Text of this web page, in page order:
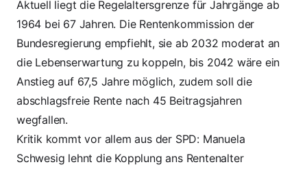
Aktuell liegt die Regelaltersgrenze für Jahrgänge ab
1964 bei 67 Jahren. Die Rentenkommission der
Bundesregierung empfiehlt, sie ab 2032 moderat an
die Lebenserwartung zu koppeln, bis 2042 wäre ein
Anstieg auf 67,5 Jahre möglich, zudem soll die
abschlagsfreie Rente nach 45 Beitragsjahren
wegfallen.
Kritik kommt vor allem aus der SPD: Manuela
Schwesig lehnt die Kopplung ans Rentenalter